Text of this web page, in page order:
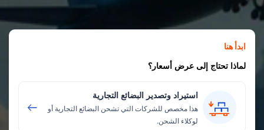
ابدأ هنا
لماذا تحتاج إلى عرض أسعار؟
استيراد وتصدير البضائع التجارية
هذا مخصص للشركات التي تشحن البضائع التجارية أو
لوكلاء الشحن.